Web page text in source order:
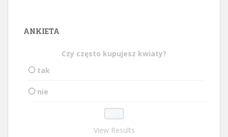
ANKIETA
Czy często kupujesz kwiaty?
tak
nie
View Results